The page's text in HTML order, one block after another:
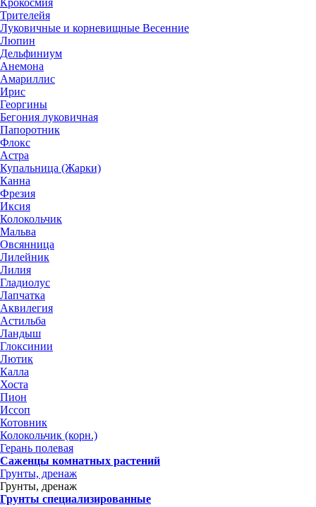
Крокосмия
Трителейя
Луковичные и корневищные Весенние
Люпин
Дельфиниум
Анемона
Амариллис
Ирис
Георгины
Бегония луковичная
Папоротник
Флокс
Астра
Купальница (Жарки)
Канна
Фрезия
Иксия
Колокольчик
Мальва
Овсянница
Лилейник
Лилия
Гладиолус
Лапчатка
Аквилегия
Астильба
Ландыш
Глоксинии
Лютик
Калла
Хоста
Пион
Иссоп
Котовник
Колокольчик (корн.)
Герань полевая
Саженцы комнатных растений
Грунты, дренаж
Грунты, дренаж
Грунты специализированные